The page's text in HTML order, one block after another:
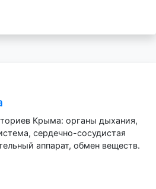
Крыма: органы дыхания,
сердечно-сосудистая
аппарат, обмен веществ.